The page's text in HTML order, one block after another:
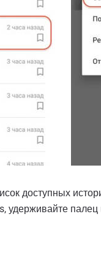
доступных
удерживайте